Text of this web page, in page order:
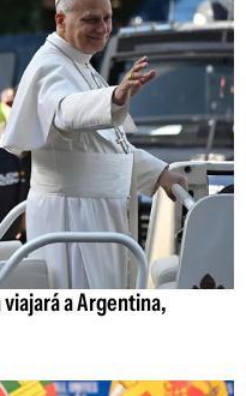
viajará a Argentina,